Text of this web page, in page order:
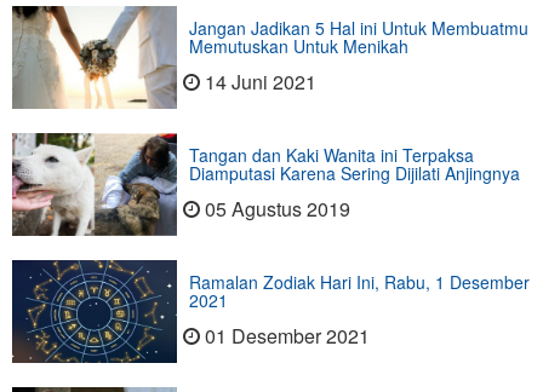
Jangan Jadikan 5 Hal ini Untuk Membuatmu
Memutuskan Untuk Menikah
14 Juni 2021
Tangan dan Kaki Wanita ini Terpaksa
Diamputasi Karena Sering Dijilati Anjingnya
05 Agustus 2019
Ramalan Zodiak Hari Ini, Rabu, 1 Desember
2021
01 Desember 2021